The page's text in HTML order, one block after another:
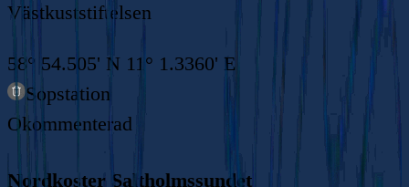
Västkuststiftelsen
58° 54.505' N 11° 1.3360' E
Sopstation
Okommenterad
Nordkoster Saltholmssundet